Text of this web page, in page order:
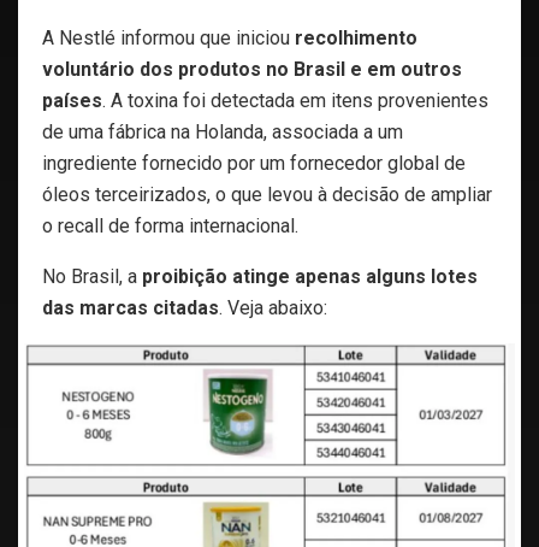
A Nestlé informou que iniciou recolhimento
voluntário dos produtos no Brasil e em outros
países. A toxina foi detectada em itens provenientes
de uma fábrica na Holanda, associada a um
ingrediente fornecido por um fornecedor global de
óleos terceirizados, o que levou à decisão de ampliar
o recall de forma internacional.
No Brasil, a proibição atinge apenas alguns lotes
das marcas citadas. Veja abaixo: